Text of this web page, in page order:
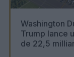
Washington
Trump lance
de 22,5